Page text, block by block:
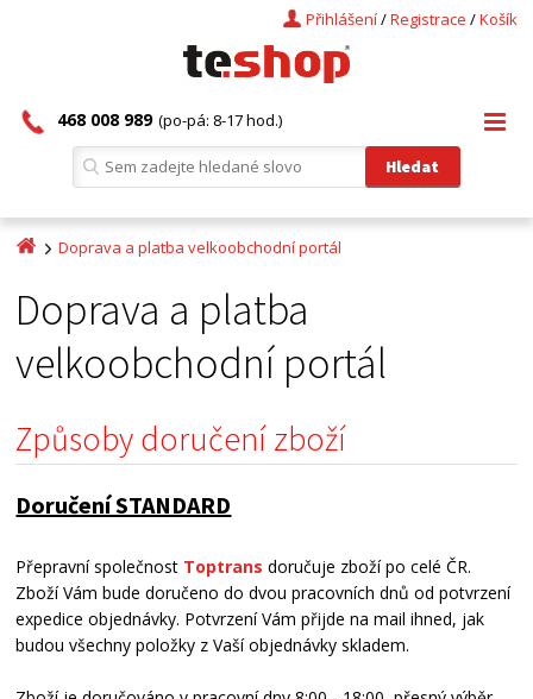
Košík
/
Registrace
/
Přihlášení
468 008 989 (po-pá: 8-17 hod.)
Doprava a platba velkoobchodní portál
Doprava a platba
velkoobchodní portál
Způsoby doručení zboží
Doručení STANDARD
Přepravní společnost Toptrans doručuje zboží po celé ČR.
Zboží Vám bude doručeno do dvou pracovních dnů od potvrzení
expedice objednávky. Potvrzení Vám přijde na mail ihned, jak
budou všechny položky z Vaší objednávky skladem.